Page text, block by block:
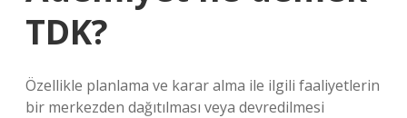
TDK?
Özellikle planlama ve karar alma ile ilgili faaliyetlerin
bir merkezden dağıtılması veya devredilmesi